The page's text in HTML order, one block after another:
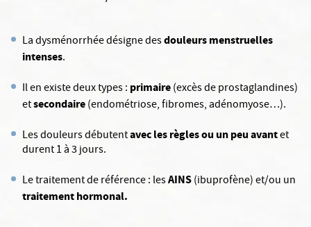
La dysménorrhée désigne desdouleurs menstruelles
intenses.
Il en existe deux types : primaire(excès de prostaglandines)
etsecondaire(endométriose, fibromes, adénomyose…).
Les douleurs débutentavec les règles ou un peu avantet
durent 1 à 3 jours.
Le traitement de référence : lesAINS(ibuprofène) et/ou un
traitement hormonal.